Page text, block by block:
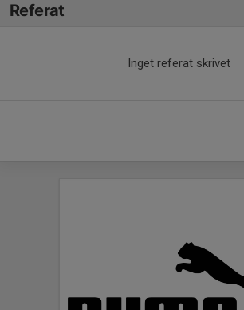
Referat
Inget referat skrivet